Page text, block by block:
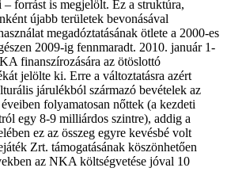
forrást is megjelölt. Ez a struktúra,
újabb területek bevonásával
megadóztatásának ötlete a 2000-es
2009-ig fennmaradt. 2010. január 1-
finanszírozására az ötöslottó
jelölte ki. Erre a változtatásra azért
járulékból származó bevételek az
folyamatosan nőttek (a kezdeti
egy 8-9 milliárdos szintre), addig a
ez az összeg egyre kevésbé volt
Zrt. támogatásának köszönhetően
az NKA költségvetése jóval 10